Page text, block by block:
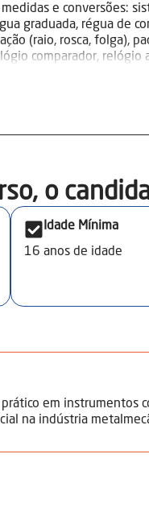
medidas e conversões:
graduada, régua de
(raio, rosca, folga),
comparador, relógio
de medições em peças,
o
Idade Mínima
16 anos de idade
em instrumentos
na indústria